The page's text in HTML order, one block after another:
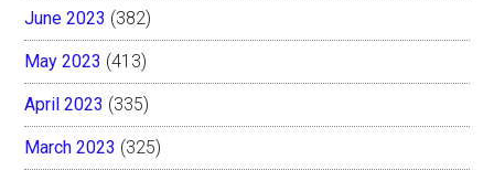
June 2023 (382)
May 2023 (413)
April 2023 (335)
March 2023 (325)